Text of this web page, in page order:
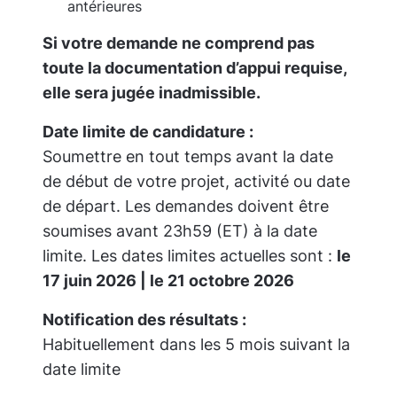
antérieures
Si votre demande ne comprend pas
toute la documentation d’appui requise,
elle sera jugée inadmissible.
Date limite de candidature :
Soumettre en tout temps avant la date
de début de votre projet, activité ou date
de départ. Les demandes doivent être
soumises avant 23h59 (ET) à la date
limite. Les dates limites actuelles sont : le
17 juin 2026 | le 21 octobre 2026
Notification des résultats :
Habituellement dans les 5 mois suivant la
date limite